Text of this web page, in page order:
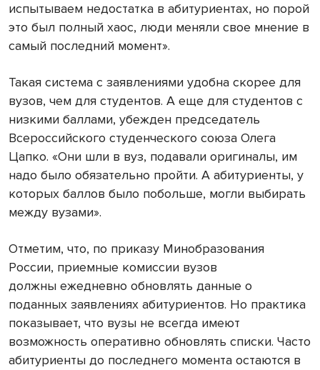
испытываем недостатка в абитуриентах, но порой
это был полный хаос, люди меняли свое мнение в
самый последний момент».
Такая система с заявлениями удобна скорее для
вузов, чем для студентов. А еще для студентов с
низкими баллами, убежден председатель
Всероссийского студенческого союза Олега
Цапко. «Они шли в вуз, подавали оригиналы, им
надо было обязательно пройти. А абитуриенты, у
которых баллов было побольше, могли выбирать
между вузами».
Отметим, что, по приказу Минобразования
России, приемные комиссии вузов
должны ежедневно обновлять данные о
поданных заявлениях абитуриентов. Но практика
показывает, что вузы не всегда имеют
возможность оперативно обновлять списки. Часто
абитуриенты до последнего момента остаются в